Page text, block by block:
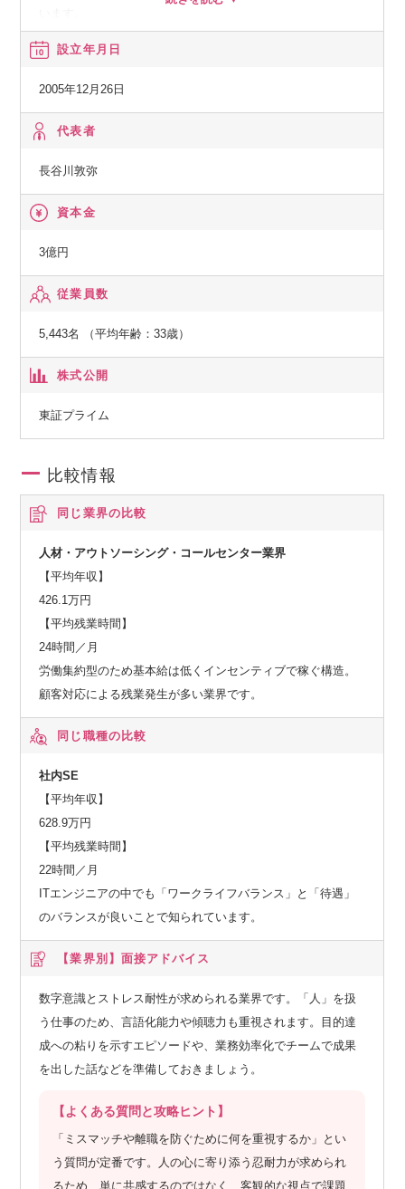
・ゼロトラスト・ネットワークセキュリティ
・マルチOS対応の統合デバイス・エンドポイント管理
・脆弱性診断ツール
【事業一覧（2025年3月時点）】
・LITALICOワークス（就労支援サービス）
・LITALICOワンダー（IT×ものづくり教室）
・LITALICO仕事ナビ（障害のある方の就職情報サイト）
・LITALICOキャリア（障害福祉で働く人の転職サービス）
・LITALICOライフ （ライフプランサポート）
設立年月日
2005年12月26日
代表者
長谷川敦弥
資本金
3億円
従業員数
5,443名 （平均年齢：33歳）
株式公開
東証プライム
比較情報
同じ業界の比較
人材・アウトソーシング・コールセンター業界
【平均年収】
426.1万円
【平均残業時間】
24時間／月
労働集約型のため基本給は低くインセンティブで稼ぐ構造。
顧客対応による残業発生が多い業界です。
同じ職種の比較
社内SE
【平均年収】
628.9万円
【平均残業時間】
22時間／月
ITエンジニアの中でも「ワークライフバランス」と「待遇」
のバランスが良いことで知られています。
【業界別】 面接アドバイス
数字意識とストレス耐性が求められる業界です。「人」を扱
う仕事のため、言語化能力や傾聴力も重視されます。目的達
成への粘りを示すエピソードや、業務効率化でチームで成果
を出した話などを準備しておきましょう。
【よくある質問と攻略ヒント】
「ミスマッチや離職を防ぐために何を重視するか」とい
う質問が定番です。人の心に寄り添う忍耐力が求められ
るため、単に共感するのではなく、客観的な視点で課題